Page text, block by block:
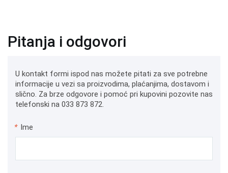
Pitanja i odgovori
U kontakt formi ispod nas možete pitati za sve potrebne
informacije u vezi sa proizvodima, plaćanjima, dostavom i
slično. Za brze odgovore i pomoć pri kupovini pozovite nas
telefonski na 033 873 872.
* Ime